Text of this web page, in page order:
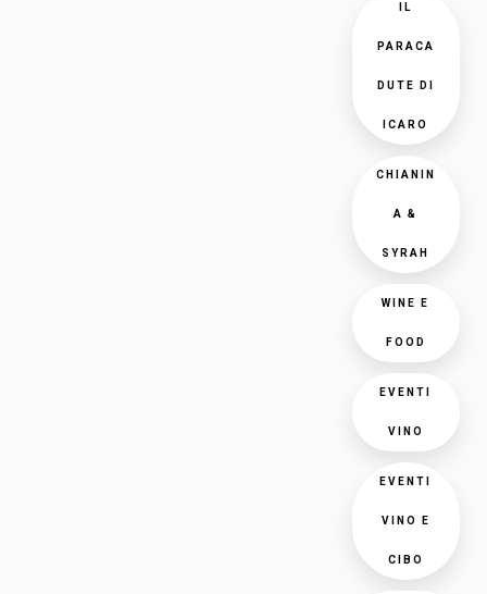
IL
PARACA
DUTE DI
ICARO
CHIANIN
A &
SYRAH
WINE E
FOOD
EVENTI
VINO
EVENTI
VINO E
CIBO